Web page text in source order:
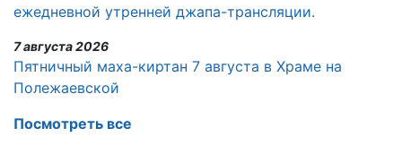
ежедневной утренней джапа-трансляции.
7 августа 2026
Пятничный маха-киртан 7 августа в Храме на
Полежаевской
Посмотреть все